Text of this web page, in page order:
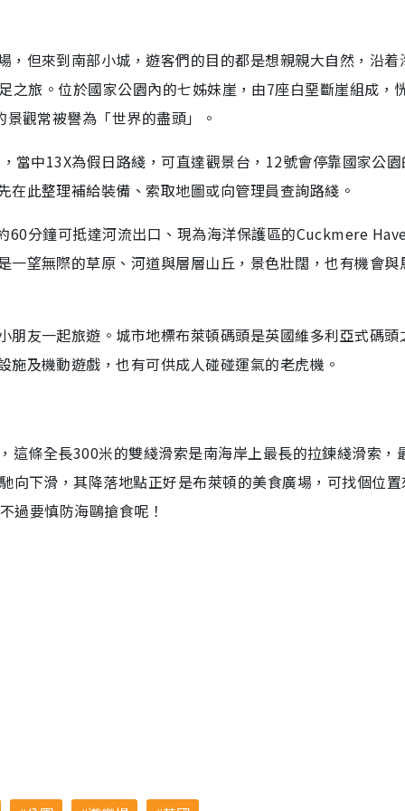
但來到南部小城，遊客們的目的都是想親親大自然，沿着
旅。位於國家公園內的七姊妹崖，由7座白堊斷崖組成，
觀常被譽為「世界的盡頭」。
當中13X為假日路綫，可直達觀景台，12號會停靠國家公
此整理補給裝備、索取地圖或向管理員查詢路綫。
分鐘可抵達河流出口、現為海洋保護區的Cuckmere
望無際的草原、河道與層層山丘，景色壯闊，也有機會與
友一起旅遊。城市地標布萊頓碼頭是英國維多利亞式碼頭
及機動遊戲，也有可供成人碰碰運氣的老虎機。
條全長300米的雙綫滑索是南海岸上最長的拉鍊綫滑索，
向下滑，其降落地點正好是布萊頓的美食廣場，可找個位
過要慎防海鷗搶食呢！